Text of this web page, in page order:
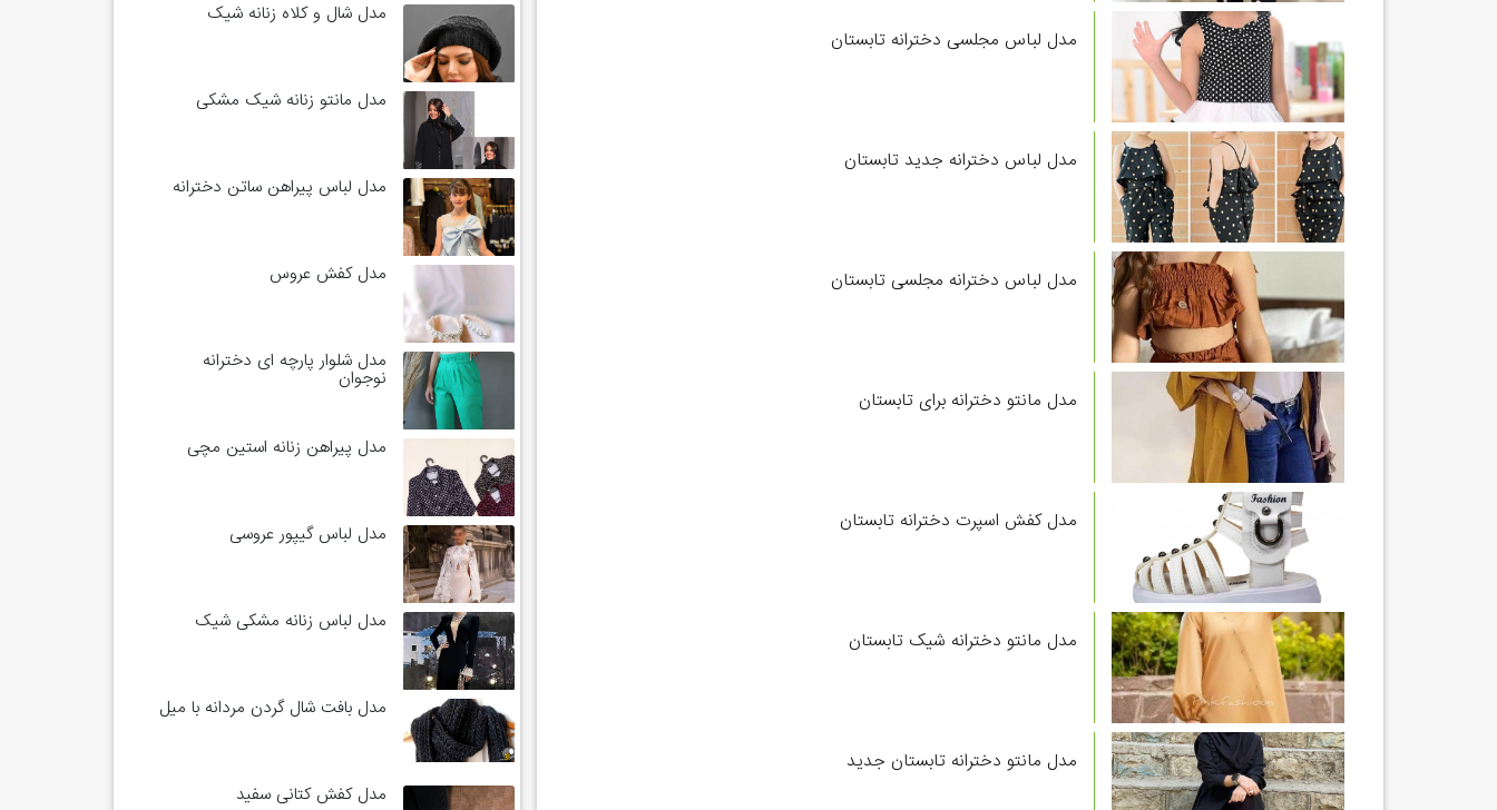
مدل لباس مجلسی دخترانه تابستان
مدل لباس دخترانه جدید تابستان
مدل لباس دخترانه مجلسی تابستان
مدل مانتو دخترانه برای تابستان
مدل کفش اسپرت دخترانه تابستان
مدل مانتو دخترانه شیک تابستان
مدل مانتو دخترانه تابستان جدید
مدل شال و کلاه زنانه شیک
مدل مانتو زنانه شیک مشکی
مدل لباس پیراهن ساتن دخترانه
مدل کفش عروس
مدل شلوار پارچه ای دخترانه
نوجوان
مدل پیراهن زنانه استین مچی
مدل لباس گیپور عروسی
مدل لباس زنانه مشکی شیک
مدل بافت شال گردن مردانه با میل
مدل کفش کتانی سفید